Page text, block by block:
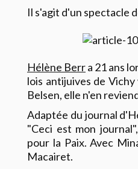
Il s'agit d'un spectacle
Hélène Berra 21 ans
lois antijuives de
Belsen, elle n'en
Adaptée du journal
"Ceci est mon
pour la Paix. Avec
Macairet.